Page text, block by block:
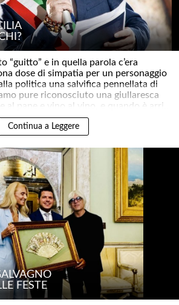
“guitto” e in quella parola c’era
dose di simpatia per un personaggio
politica una salvifica pennellata di
pure riconosciuto una giullaresca
al pane e vino al vino, e quando è arri..
Continua a Leggere
FESTE